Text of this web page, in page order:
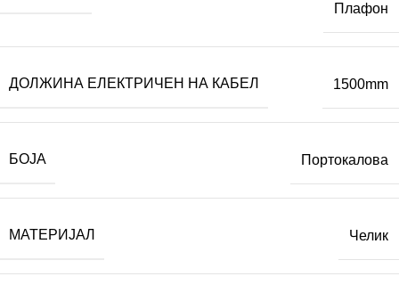
Плафон
ДОЛЖИНА ЕЛЕКТРИЧЕН НА КАБЕЛ 1500mm
БОЈА Портокалова
МАТЕРИЈАЛ Челик